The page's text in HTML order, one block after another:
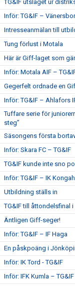
TG&IF utslaget ur
Inför: TG&IF –
Intresseanmälan till
Tung förlust i Motala
Här är Giff-laget som
Inför: Motala AIF –
Gegerfelt ordnade en
Inför: TG&IF – Ahlafors
Tuffare serie för
steg”
Säsongens första
Inför: Skara FC – TG&IF
TG&IF kunde inte sno
Inför: TG&IF – IK
Utbildning ställs in
TG&IF till åttondelsfinal i
Äntligen Giff-seger!
Inför: TG&IF – IF Haga
En påskpoäng i
Inför: IK Tord - TG&IF
Inför: IFK Kumla – TG&IF